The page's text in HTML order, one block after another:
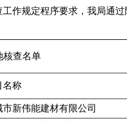
作规定程序要求，我局通
核查名单
名称
市新伟能建材有限公司